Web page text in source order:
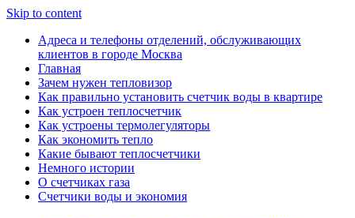
Skip to content
Адреса и телефоны отделений, обслуживающих
клиентов в городе Москва
Главная
Зачем нужен тепловизор
Как правильно установить счетчик воды в квартире
Как устроен теплосчетчик
Как устроены термолегуляторы
Как экономить тепло
Какие бывают теплосчетчики
Немного истории
О счетчиках газа
Счетчики воды и экономия